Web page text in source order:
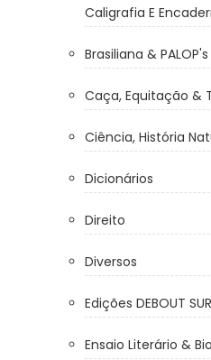
Caligrafia E
Brasiliana & PALOP's
Caça, Equitação &
Ciência, História
Dicionários
Direito
Diversos
Edições DEBOUT
Ensaio Literário &